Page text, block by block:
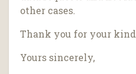
other cases.
Thank you for your
Yours sincerely,